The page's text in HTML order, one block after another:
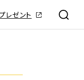
レゼント